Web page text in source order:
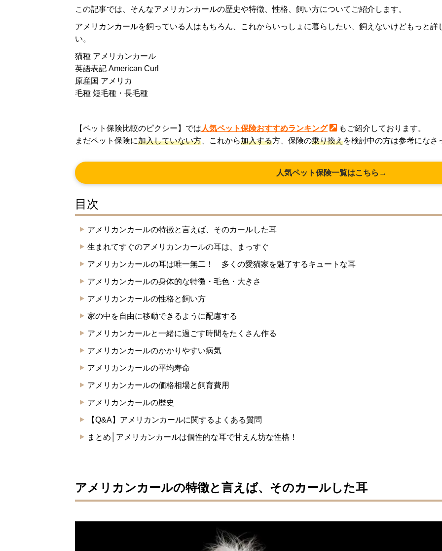
この記事では、そんなアメリカンカールの歴史や特徴、性格、飼い方についてご紹介します。
アメリカンカールを飼っている人はもちろん、これからいっしょに暮らしたい、飼えないけどもっと
い。
猫種 アメリカンカール
英語表記 American Curl
原産国 アメリカ
毛種 短毛種・長毛種
【ペット保険比較のピクシー】では 人気ペット保険おすすめランキング
もご紹介しております。
まだペット保険に加入していない方 、これから加入する方、保険の乗り換えを検討中の方は参考になさ
人気ペット保険一覧はこちら→
目次
アメリカンカールの特徴と言えば、そのカールした耳
生まれてすぐのアメリカンカールの耳は、まっすぐ
アメリカンカールの耳は唯一無二！ 多くの愛猫家を魅了するキュートな耳
アメリカンカールの身体的な特徴・毛色・大きさ
アメリカンカールの性格と飼い方
家の中を自由に移動できるように配慮する
アメリカンカールと一緒に過ごす時間をたくさん作る
アメリカンカールのかかりやすい病気
アメリカンカールの平均寿命
アメリカンカールの価格相場と飼育費用
アメリカンカールの歴史
【Q&A】アメリカンカールに関するよくある質問
まとめ│アメリカンカールは個性的な耳で甘えん坊な性格！
アメリカンカールの特徴と言えば、そのカールした耳